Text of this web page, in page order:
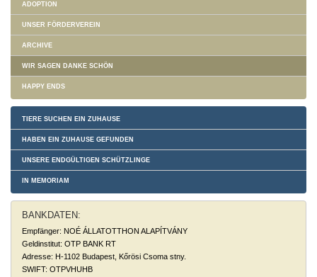
ADOPTION
UNSER FÖRDERVEREIN
ARCHIVE
WIR SAGEN DANKE SCHÖN
HAPPY ENDS
TIERE SUCHEN EIN ZUHAUSE
HABEN EIN ZUHAUSE GEFUNDEN
UNSERE ENDGÜLTIGEN SCHÜTZLINGE
IN MEMORIAM
BANKDATEN:
Empfänger: NOÉ ÁLLATOTTHON ALAPÍTVÁNY
Geldinstitut: OTP BANK RT
Adresse: H-1102 Budapest, Kőrösi Csoma stny.
SWIFT: OTPVHUHB